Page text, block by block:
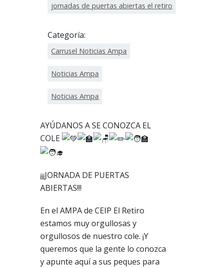
jornadas de puertas abiertas el retiro
Categoría:
Carrusel Noticias Ampa
Noticias Ampa
Noticias Ampa
AYÚDANOS A SE CONOZCA EL
COLE
¡¡¡JORNADA DE PUERTAS
ABIERTAS!!!
En el AMPA de CEIP El Retiro
estamos muy orgullosas y
orgullosos de nuestro cole. ¡Y
queremos que la gente lo conozca
y apunte aquí a sus peques para